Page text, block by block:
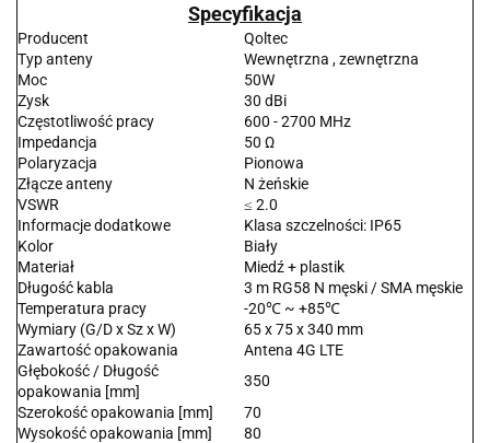
Specyfikacja
Producent
Qoltec
Typ anteny
Wewnętrzna , zewnętrzna
Moc
50W
Zysk
30 dBi
Częstotliwość pracy
600 - 2700 MHz
Impedancja
50 Ω
Polaryzacja
Pionowa
Złącze anteny
N żeńskie
VSWR
≤ 2.0
Informacje dodatkowe
Klasa szczelności: IP65
Kolor
Biały
Materiał
Miedź + plastik
Długość kabla
3 m RG58 N męski / SMA męskie
Temperatura pracy
-20℃ ~ +85℃
Wymiary (G/D x Sz x W)
65 x 75 x 340 mm
Zawartość opakowania
Antena 4G LTE
Głębokość / Długość
opakowania [mm]
350
Szerokość opakowania [mm]
70
Wysokość opakowania [mm]
80